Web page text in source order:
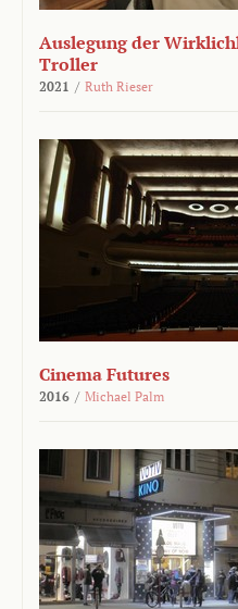
Auslegung der
Troller
2021 / Ruth Rieser
Cinema Futures
2016 / Michael Palm